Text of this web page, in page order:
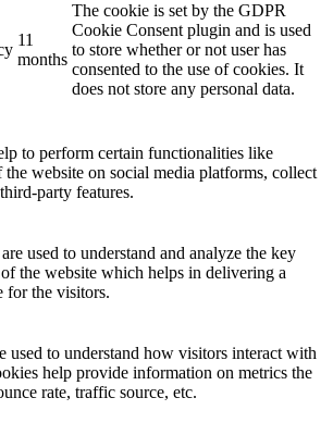
11
months
The cookie is set by the GDPR
Cookie Consent plugin and is used
to store whether or not user has
consented to the use of cookies. It
does not store any personal data.
to perform certain functionalities like
the website on social media platforms, collect
party features.
used to understand and analyze the key
the website which helps in delivering a
for the visitors.
used to understand how visitors interact with
help provide information on metrics the
rate, traffic source, etc.